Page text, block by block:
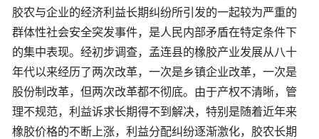
胶农与企业的经济利益长期纠纷所引发的一起较为严重的
群体性社会安全突发事件，是人民内部矛盾在特定条件下
的集中表现。经初步调查，孟连县的橡胶产业发展从八十
年代以来经历了两次改革，一次是乡镇企业改革，一次是
股份制改革，但两次改革都不彻底。由于产权不清晰，管
理不规范，利益诉求长期得不到解决，特别是随着近年来
橡胶价格的不断上涨，利益分配纠纷逐渐激化，胶农长期